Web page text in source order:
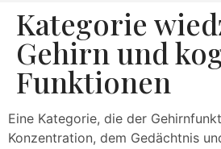
Kategorie
Gehirn und
Funktionen
Eine Kategorie, die der
Konzentration, dem Gedächtnis